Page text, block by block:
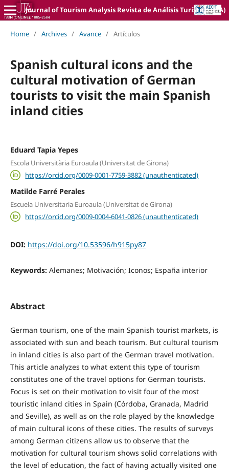
Journal of Tourism Analysis Revista de Análisis Turístico (JTA)
Home / Archives / Avance / Artículos
Spanish cultural icons and the
cultural motivation of German
tourists to visit the main Spanish
inland cities
Eduard Tapia Yepes
Escola Universitària Euroaula (Universitat de Girona)
https://orcid.org/0009-0001-7759-3882 (unauthenticated)
Matilde Farré Perales
Escuela Universitaria Euroaula (Universitat de Girona)
https://orcid.org/0009-0004-6041-0826 (unauthenticated)
DOI: https://doi.org/10.53596/h915py87
Keywords: Alemanes; Motivación; Iconos; España interior
Abstract
German tourism, one of the main Spanish tourist markets, is
associated with sun and beach tourism. But cultural tourism
in inland cities is also part of the German travel motivation.
This article analyzes to what extent this type of tourism
constitutes one of the travel options for German tourists.
Focus is set on their motivation to visit four of the most
touristic inland cities in Spain (Córdoba, Granada, Madrid
and Seville), as well as on the role played by the knowledge
of main cultural icons of these cities. The results of surveys
among German citizens allow us to observe that the
motivation for cultural tourism shows solid correlations with
the level of education, the fact of having actually visited one